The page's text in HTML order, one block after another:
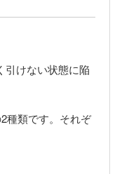
引けない状態に陥
種類です。それぞ